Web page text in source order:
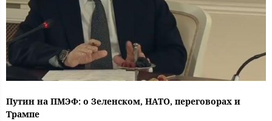
Путин на ПМЭФ: о Зеленском, НАТО, переговорах и
Трампе